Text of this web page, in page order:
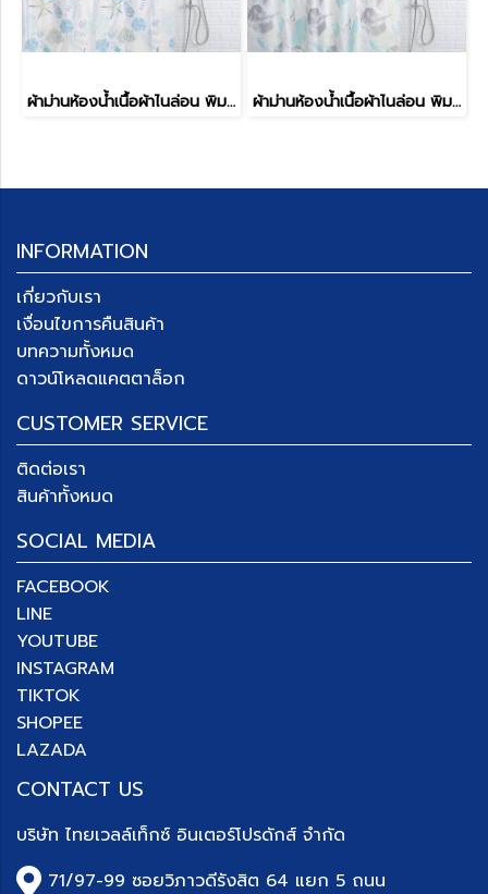
ผ้าม่านห้องน้ำเนื้อผ้าไนล่อน พิมพ์ลาย รุ่น SPATEX DESIGN ผ้าม่านห้องน้ำเนื้อผ้าไนล่อน พิมพ์ลาย รุ่น SPATEX DESIGN
INFORMATION
เกี่ยวกับเรา
เงื่อนไขการคืนสินค้า
บทความทั้งหมด
ดาวน์โหลดแคตตาล็อก
CUSTOMER SERVICE
ติดต่อเรา
สินค้าทั้งหมด
SOCIAL MEDIA
FACEBOOK
LINE
YOUTUBE
INSTAGRAM
TIKTOK
SHOPEE
LAZADA
CONTACT US
บริษัท ไทยเวลล์เท็กซ์ อินเตอร์โปรดักส์ จำกัด
71/97-99 ซอยวิภาวดีรังสิต 64 แยก 5 ถนน